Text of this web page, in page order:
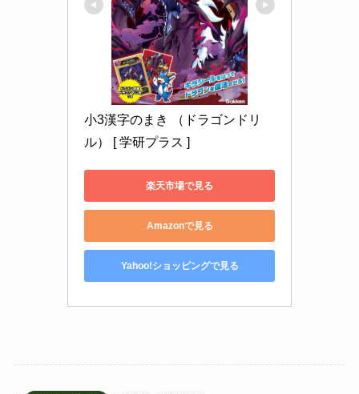
小3漢字のまき （ドラゴンドリ
ル） [ 学研プラス ]
楽天市場で見る
Amazonで見る
Yahoo!ショッピングで見る